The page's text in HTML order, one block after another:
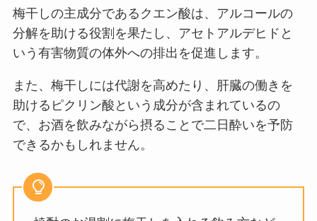
梅干しの主成分であるクエン酸は、アルコールの
分解を助ける役割を果たし、アセトアルデヒドと
いう有害物質の体外への排出を促進します。
また、梅干しには代謝を高めたり、肝臓の働きを
助けるピクリン酸という成分が含まれているの
で、お酒を飲みながら摂ることで二日酔いを予防
できるかもしれません。